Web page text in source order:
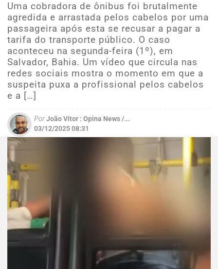
Uma cobradora de ônibus foi brutalmente
agredida e arrastada pelos cabelos por uma
passageira após esta se recusar a pagar a
tarifa do transporte público. O caso
aconteceu na segunda-feira (1º), em
Salvador, Bahia. Um vídeo que circula nas
redes sociais mostra o momento em que a
suspeita puxa a profissional pelos cabelos
e a […]
PorJoão Vitor : Opina News /...
03/12/2025 08:31